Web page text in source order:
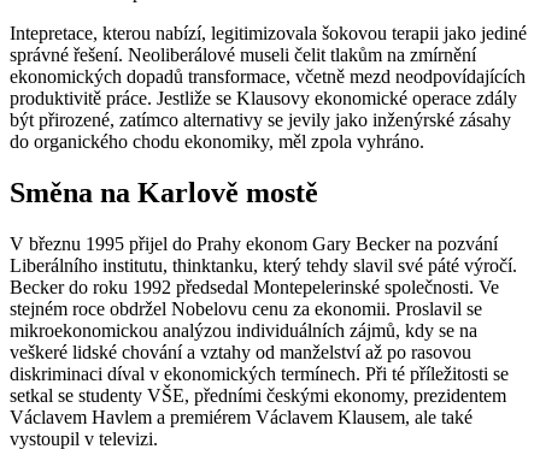
Intepretace, kterou nabízí, legitimizovala šokovou terapii jako jediné
správné řešení. Neoliberálové museli čelit tlakům na zmírnění
ekonomických dopadů transformace, včetně mezd neodpovídajících
produktivitě práce. Jestliže se Klausovy ekonomické operace zdály
být přirozené, zatímco alternativy se jevily jako inženýrské zásahy
do organického chodu ekonomiky, měl zpola vyhráno.
Směna na Karlově mostě
V březnu 1995 přijel do Prahy ekonom Gary Becker na pozvání
Liberálního institutu, thinktanku, který tehdy slavil své páté výročí.
Becker do roku 1992 předsedal Montepelerinské společnosti. Ve
stejném roce obdržel Nobelovu cenu za ekonomii. Proslavil se
mikroekonomickou analýzou individuálních zájmů, kdy se na
veškeré lidské chování a vztahy od manželství až po rasovou
diskriminaci díval v ekonomických termínech. Při té příležitosti se
setkal se studenty VŠE, předními českými ekonomy, prezidentem
Václavem Havlem a premiérem Václavem Klausem, ale také
vystoupil v televizi.